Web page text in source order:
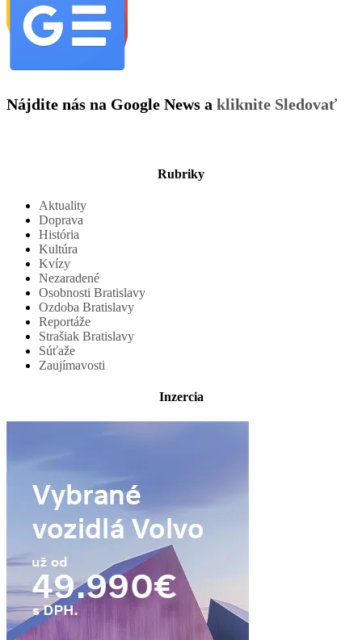
Nájdite nás na Google News a kliknite Sledovať
Rubriky
Aktuality
Doprava
História
Kultúra
Kvízy
Nezaradené
Osobnosti Bratislavy
Ozdoba Bratislavy
Reportáže
Strašiak Bratislavy
Súťaže
Zaujímavosti
Inzercia